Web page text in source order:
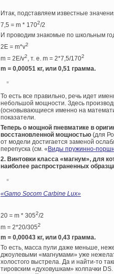
Итак, подставляем известные
7,5 = m * 1702/2
И проводим знакомые по школьным
2E = m*v2
m = 2E/v2, т. е. m = 2*7,5/1702
m = 0,00051 кг, или 0,51 грамма.
То есть все правильно, речь идет
небольшой мощности. Здесь
(основывающиеся именно на
показатели.
Теперь о мощной пневматике в
восстановленной мощностью (для
от модели достигается заменой
перепуска (см. « Виды пружинно-
2. Винтовки класса «магнум», для
наиболее распространенных
«Gamo Socom Carbine Lux»
20 = m * 3052/2
m = 2*20/3052
m = 0,00043 кг, или 0,43 грамма.
То есть, масса пули даже меньше,
джоулевыми «магнумами» уже
холостого выстрела. Да и найти-то
тировским «духовушкам» колпачки